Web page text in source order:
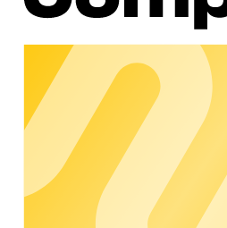
Funciones generales
cualquier lugar
Vista de mapa integrada
carga cercanas y navegar
Iniciar operaciones de carga
carga
Consulte las facturas y
directamente en la aplicación